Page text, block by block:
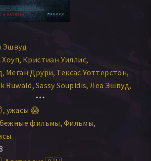
Эшвуд
Хоуп Кристиан Уиллис
Меган Друри Тексас Уоттерстон
Ruwald Sassy Soupidis Леа Эшвуд
Ллойд
Крэйг Джек Рувальд
Айви Ли Тереза МакКарти
Роджерс
Fortis Jooste
ужасы 😱
фильмы Фильмы